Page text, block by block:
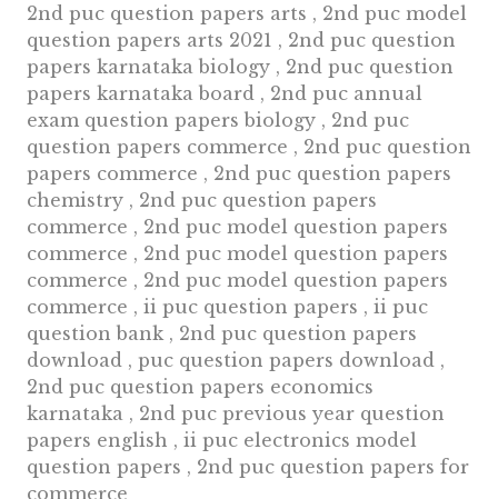
2nd puc question papers arts , 2nd puc model
question papers arts 2021 , 2nd puc question
papers karnataka biology , 2nd puc question
papers karnataka board , 2nd puc annual
exam question papers biology , 2nd puc
question papers commerce , 2nd puc question
papers commerce , 2nd puc question papers
chemistry , 2nd puc question papers
commerce , 2nd puc model question papers
commerce , 2nd puc model question papers
commerce , 2nd puc model question papers
commerce , ii puc question papers , ii puc
question bank , 2nd puc question papers
download , puc question papers download ,
2nd puc question papers economics
karnataka , 2nd puc previous year question
papers english , ii puc electronics model
question papers , 2nd puc question papers for
commerce